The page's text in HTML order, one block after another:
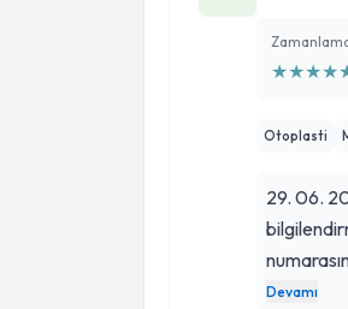
★★★★
Otoplasti
29. 06.
etti.
Devamı